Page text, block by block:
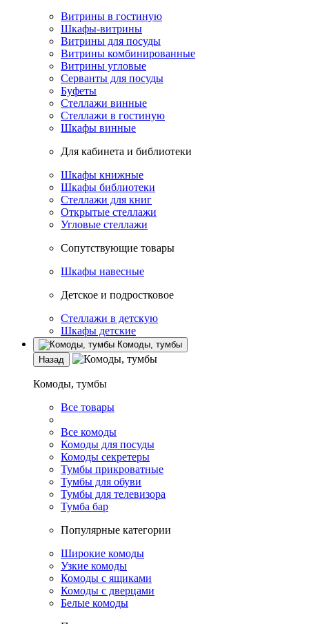
Витрины в гостиную
Шкафы-витрины
Витрины для посуды
Витрины комбинированные
Витрины угловые
Серванты для посуды
Буфеты
Стеллажи винные
Стеллажи в гостиную
Шкафы винные
Для кабинета и библиотеки
Шкафы книжные
Шкафы библиотеки
Стеллажи для книг
Открытые стеллажи
Угловые стеллажи
Сопутствующие товары
Шкафы навесные
Детское и подростковое
Стеллажи в детскую
Шкафы детские
Комоды, тумбы
Назад
Комоды, тумбы
Все товары
Все комоды
Комоды для посуды
Комоды секретеры
Тумбы прикроватные
Тумбы для обуви
Тумбы для телевизора
Тумба бар
Популярные категории
Широкие комоды
Узкие комоды
Комоды с ящиками
Комоды с дверцами
Белые комоды